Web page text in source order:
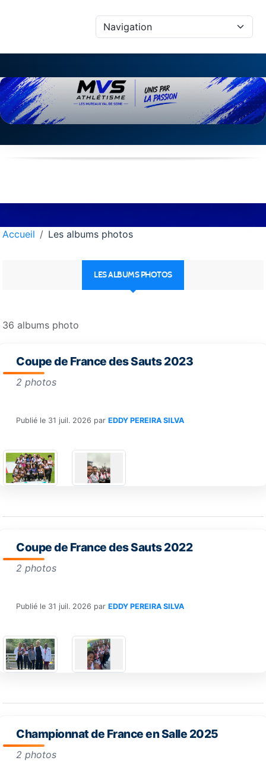
Accueil Les albums photos
LES ALBUMS PHOTOS
36 albums photo
Coupe de France des Sauts 2023
2 photos
Publié le 31 juil. 2026 par EDDY PEREIRA SILVA
Coupe de France des Sauts 2022
2 photos
Publié le 31 juil. 2026 par EDDY PEREIRA SILVA
Championnat de France en Salle 2025
2 photos